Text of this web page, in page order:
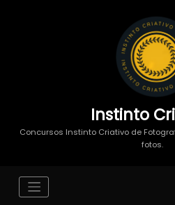
Instinto
Concursos Instinto Criativo de
fotos.